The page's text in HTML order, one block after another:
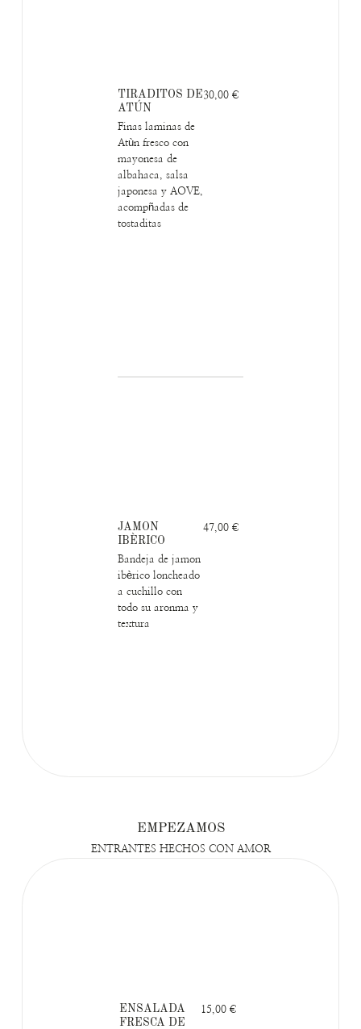
TIRADITOS DE
ATÚN
Finas laminas de
Atùn fresco con
mayonesa de
albahaca, salsa
japonesa y AOVE,
acompñadas de
tostaditas
30,00 €
JAMON
IBÈRICO
Bandeja de jamon
ibèrico loncheado
a cuchillo con
todo su aronma y
textura
47,00 €
EMPEZAMOS
ENTRANTES HECHOS CON AMOR
ENSALADA
FRESCA DE
15,00 €